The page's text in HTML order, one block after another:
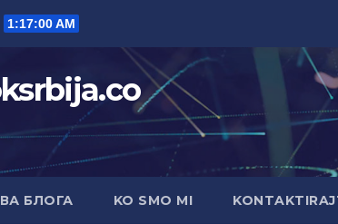
1:17:01 AM
БЛОГА KO SMO MI